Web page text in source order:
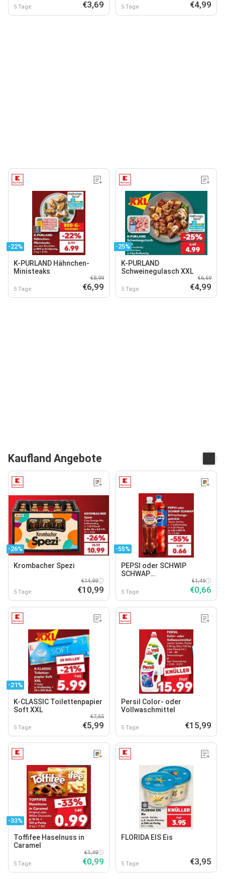
5 Tage €3,69 5 Tage €4,99
-22%
K-PURLAND Hähnchen-
Ministeaks
5 Tage
€8,99
€6,99
-25%
K-PURLAND
Schweinegulasch XXL
5 Tage
€6,69
€4,99
Kaufland Angebote
-26%
Krombacher Spezi
5 Tage
€14,99
€10,99
-55%
PEPSI oder SCHWIP
SCHWAP
5 Tage
€1,49
€0,66
-21%
K-CLASSIC Toilettenpapier
Soft XXL
5 Tage
€7,65
€5,99
Persil Color- oder
Vollwaschmittel
5 Tage €15,99
-33%
Toffifee Haselnuss in
Caramel
5 Tage
€1,49
€0,99
FLORIDA EIS Eis
5 Tage €3,95